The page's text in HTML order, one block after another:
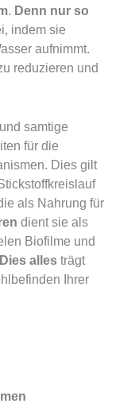
. Denn nur so
indem sie
aufnimmt.
reduzieren und
samtige
für die
Dies gilt
als Nahrung für
dient sie als
Biofilme und
Dies alles trägt
Ihrer